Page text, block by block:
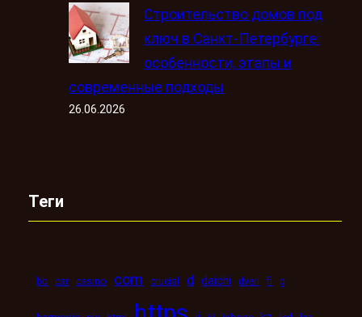
Строительство домов под
ключ в Санкт-Петербурге:
особенности, этапы и
современные подходы
26.06.2026
Теги
bb car casino com crucial d daichi dveri fi g